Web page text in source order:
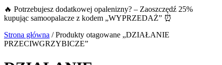
🔥 Potrzebujesz dodatkowej opalenizny? – Zaoszczędź 25%
kupując samoopalacze z kodem „WYPRZEDAŻ” ⏰
Strona główna /Produkty otagowane „DZIAŁANIE
PRZECIWGRZYBICZE”